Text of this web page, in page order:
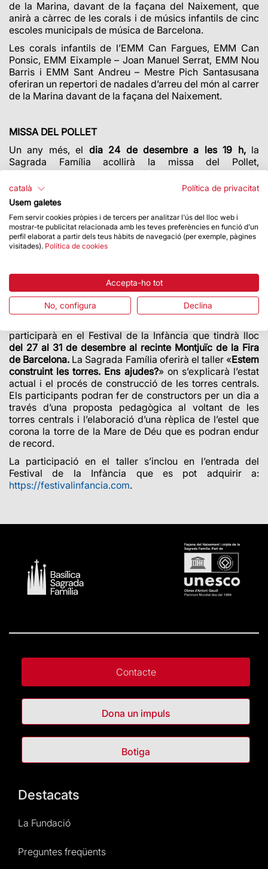
de la Marina, davant de la façana del Naixement, que
anirà a càrrec de les corals i de músics infantils de cinc
escoles municipals de música de Barcelona.
Les corals infantils de l’EMM Can Fargues, EMM Can
Ponsic, EMM Eixample – Joan Manuel Serrat, EMM Nou
Barris i EMM Sant Andreu – Mestre Pich Santasusana
oferiran un repertori de nadales d’arreu del món al carrer
de la Marina davant de la façana del Naixement.
MISSA DEL POLLET
Un any més, el dia 24 de desembre a les 19 h,la
Sagrada Família acollirà la missa del Pollet,
especialment pensada perquè els més petits celebrin
l’eucaristia de Nadal.
En finalitzar, tindrà
l’exterior de la façana del Naixemententre els fidels que
assisteixin a la celebració.
Entrada lliure amb aforament limitat. Accés per la
TALLER AL FESTIVAL DE LA INFÀNCIA: «ESTEM
CONSTRUINT LES TORRES. ENS AJUDES?»
participarà en el Festival de la Infància que tindrà lloc
del 27 al 31 de desembre al recinte Montjuïc de la Fira
de Barcelona. La Sagrada Família oferirà el taller «Estem
construint les torres. Ens ajudes?» on s’explicarà l’estat
actual i el procés de construcció de les torres centrals.
Els participants podran fer de constructors per un dia a
través d’una proposta pedagògica al voltant de les
torres centrals i l’elaboració d’una rèplica de l’estel que
corona la torre de la Mare de Déu que es podran endur
de record.
La participació en el taller s’inclou en l’entrada del
Festival de la Infància que es pot adquirir a:
https://festivalinfancia.com.
Contacte
Dona un impuls
Botiga
Destacats
La Fundació
Preguntes freqüents
català
Política de privacitat
Usem galetes
Fem servir cookies pròpies i de tercers per analitzar l'ús del lloc web i
mostrar-te publicitat relacionada amb les teves preferències en funció d'un
perfil elaborat a partir dels teus hàbits de navegació (per exemple, pàgines
visitades). Política de cookies
Accepta-ho tot
No, configura Declina